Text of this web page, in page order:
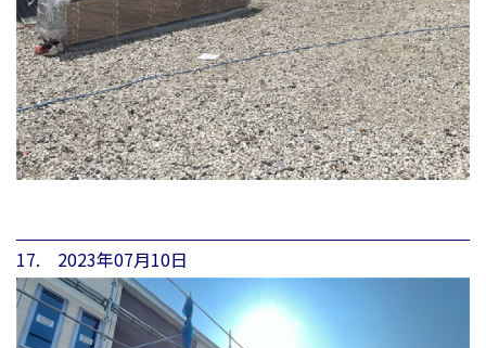
17. 2023年07月10日